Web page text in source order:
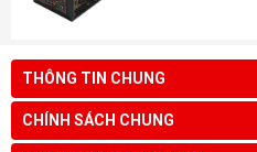
THÔNG TIN CHUNG
CHÍNH SÁCH CHUNG